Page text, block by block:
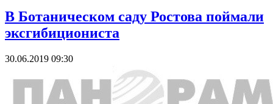
В Ботаническом саду Ростова поймали
эксгибициониста
30.06.2019 09:30